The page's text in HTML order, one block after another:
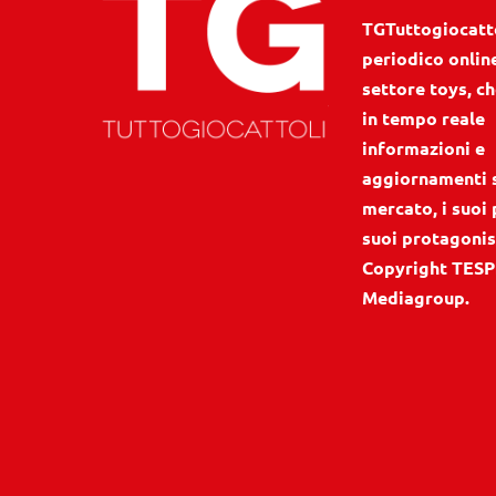
periodico
settore toys,
in tempo reale
informazioni e
aggiornamenti
mercato, i
suoi
Copyright
Mediagroup.